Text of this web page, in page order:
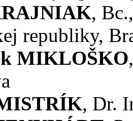
,
republiky,
MIKLOŠKO
, Dr.